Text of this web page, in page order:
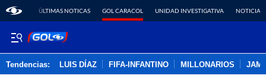
ÚLTIMAS NOTICAS GOL CARACOL UNIDAD INVESTIGATIVA NOTICIAS
Tendencias: LUIS DÍAZ FIFA-INFANTINO MILLONARIOS